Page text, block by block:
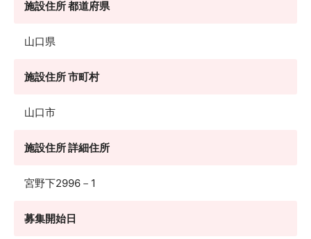
施設住所 都道府県
山口県
施設住所 市町村
山口市
施設住所 詳細住所
宮野下2996－1
募集開始日